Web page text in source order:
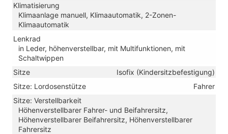
Klimatisierung
Klimaanlage manuell, Klimaautomatik, 2-Zonen-
Klimaautomatik
Lenkrad
in Leder, höhenverstellbar, mit Multifunktionen, mit
Schaltwippen
Sitze
Isofix (Kindersitzbefestigung)
Sitze: Lordosenstütze
Fahrer
Sitze: Verstellbarkeit
Höhenverstellbarer Fahrer- und Beifahrersitz,
Höhenverstellbarer Beifahrersitz, Höhenverstellbarer
Fahrersitz